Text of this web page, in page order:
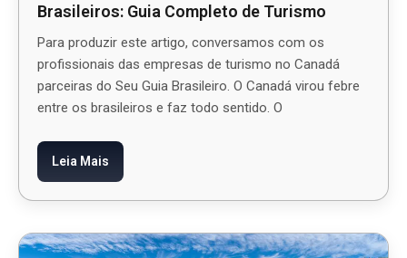
Brasileiros: Guia Completo de Turismo
Para produzir este artigo, conversamos com os
profissionais das empresas de turismo no Canadá
parceiras do Seu Guia Brasileiro. O Canadá virou febre
entre os brasileiros e faz todo sentido. O
Leia Mais